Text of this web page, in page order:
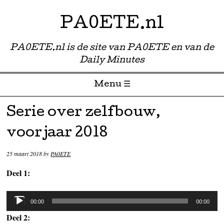
PA0ETE.nl
PA0ETE.nl is de site van PA0ETE en van de
Daily Minutes
Menu ☰
Skip to content
Serie over zelfbouw,
voorjaar 2018
25 maart 2018byPA0ETE
Deel 1:
Audiospeler
00:00 00:00
Deel 2: